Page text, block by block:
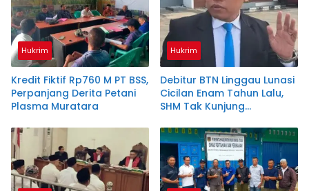
Hukrim
Kredit Fiktif Rp760 M PT BSS,
Perpanjang Derita Petani
Plasma Muratara
Hukrim
Debitur BTN Linggau Lunasi
Cicilan Enam Tahun Lalu,
SHM Tak Kunjung